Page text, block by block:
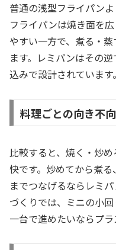
普通の浅型フライパン
フライパンは焼き面を
やすい一方で、煮る・
ます。レミパンはその
込みで設計されています。
料理ごとの向き不
比較すると、焼く・炒
快です。炒めてから煮
までつなげるならレミ
づくりでは、ミニの小
一台で進めたいならプラ